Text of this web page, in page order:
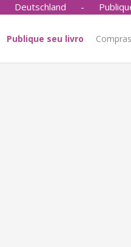
Deutschland -
Publique seu livro